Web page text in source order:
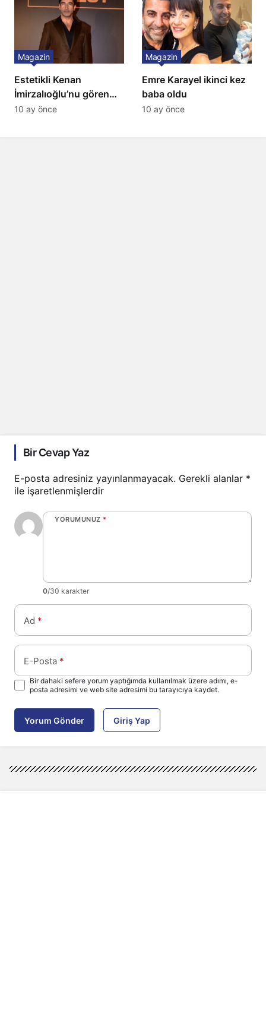
Estetikli Kenan
İmirzalıoğlu’nu gören
tanıyamıyor: Son hali
Magazin
10 ay önce
Emre Karayel ikinci kez
baba oldu
Magazin
10 ay önce
Bir Cevap Yaz
E-posta adresiniz yayınlanmayacak. Gerekli alanlar *
ile işaretlenmişlerdir
YORUMUNUZ *
0/30 karakter
Ad *
E-Posta *
Bir dahaki sefere yorum yaptığımda kullanılmak üzere adımı, e-
posta adresimi ve web site adresimi bu tarayıcıya kaydet.
Yorum Gönder Giriş Yap